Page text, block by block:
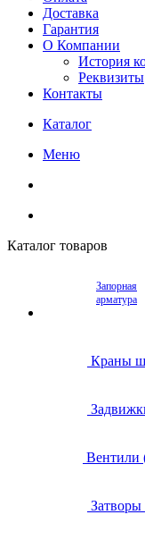
Доставка
Гарантия
О Компании
История
Реквизиты
Контакты
Каталог
Меню
Каталог товаров
Запорная
арматура
Краны
Вентили
Затворы